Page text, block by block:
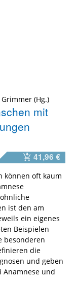
Grimmer
mit
41,96 €
können oft kaum
ist den am
ein eigenes
Beispielen
besonderen
die
und geben
Anamnese und